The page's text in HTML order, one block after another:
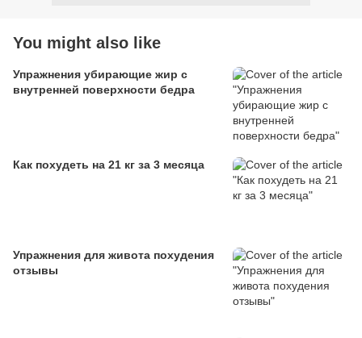
You might also like
Упражнения убирающие жир с
внутренней поверхности бедра
Как похудеть на 21 кг за 3 месяца
Упражнения для живота похудения
отзывы